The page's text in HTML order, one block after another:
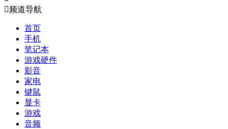
频道导航
首页
手机
笔记本
游戏硬件
影音
家电
键鼠
显卡
游戏
音频